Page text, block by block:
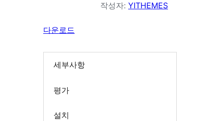
작성자: YITHEMES
다운로드
세부사항
평가
설치